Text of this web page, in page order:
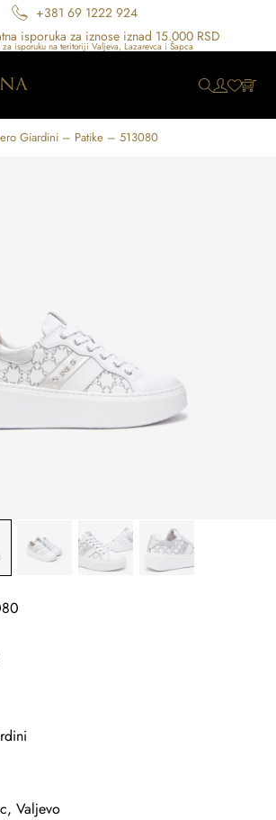
+381 69 1222 924
isporuka za iznose iznad 15.000 RSD
Giardini – Patike – 513080
Valjevo